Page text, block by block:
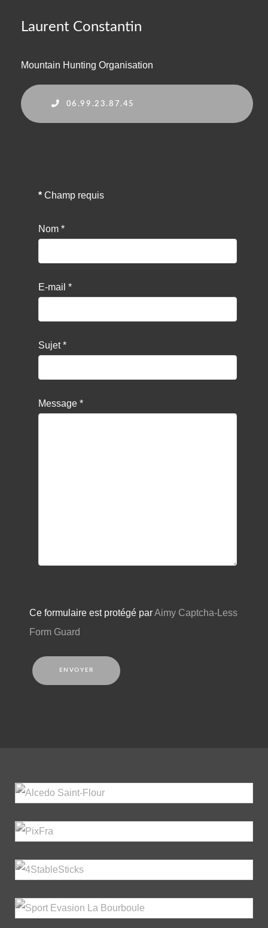
Laurent Constantin
Mountain Hunting Organisation
06.99.23.87.45
* Champ requis
Nom *
E-mail *
Sujet*
Message *
Ce formulaire est protégé parAimy Captcha-Less
Form Guard
ENVOYER